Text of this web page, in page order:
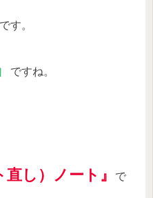
す。
ですね。
直し）ノート』
で